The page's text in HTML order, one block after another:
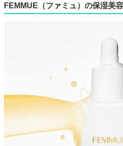
FEMMUE（ファミュ）の保湿美